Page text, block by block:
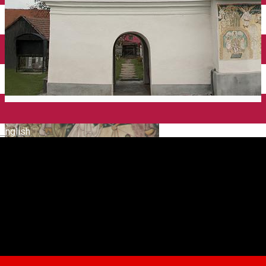
English